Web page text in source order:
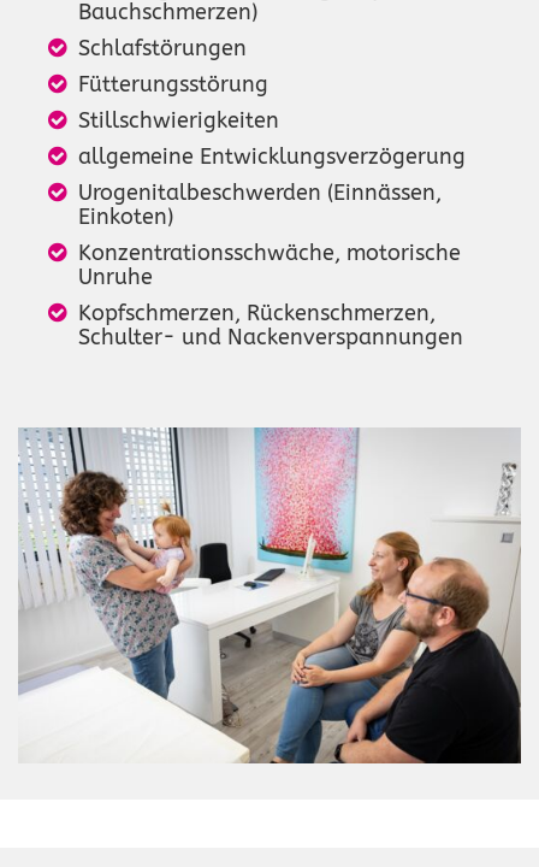
Bauchschmerzen)
Schlafstörungen
Fütterungsstörung
Stillschwierigkeiten
allgemeine Entwicklungsverzögerung
Urogenitalbeschwerden (Einnässen,
Einkoten)
Konzentrationsschwäche, motorische
Unruhe
Kopfschmerzen, Rückenschmerzen,
Schulter- und Nackenverspannungen